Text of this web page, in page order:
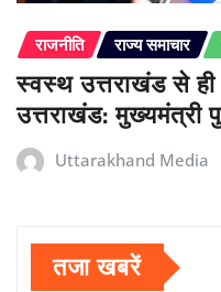
राजनीति राज्य समाचार
स्वस्थ उत्तराखंड से
उत्तराखंड: मुख्यमंत्री
Uttarakhand Media
तजा खबरें